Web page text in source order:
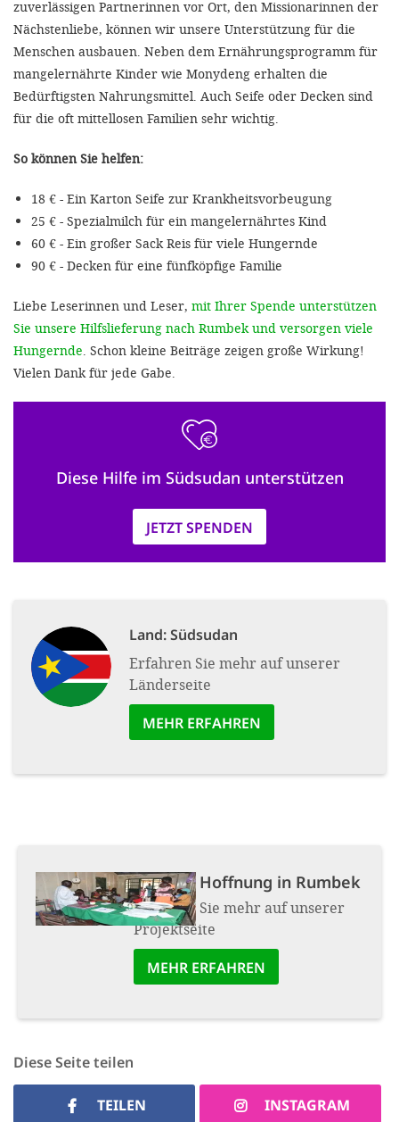
zuverlässigen Partnerinnen vor Ort, den Missionarinnen der
Nächstenliebe, können wir unsere Unterstützung für die
Menschen ausbauen. Neben dem Ernährungsprogramm für
mangelernährte Kinder wie Monydeng erhalten die
Bedürftigsten Nahrungsmittel. Auch Seife oder Decken sind
für die oft mittellosen Familien sehr wichtig.
So können Sie helfen:
18 € - Ein Karton Seife zur Krankheitsvorbeugung
25 € - Spezialmilch für ein mangelernährtes Kind
60 € - Ein großer Sack Reis für viele Hungernde
90 € - Decken für eine fünfköpfige Familie
Liebe Leserinnen und Leser, mit Ihrer Spende unterstützen
Sie unsere Hilfslieferung nach Rumbek und versorgen viele
Hungernde . Schon kleine Beiträge zeigen große Wirkung!
Vielen Dank für jede Gabe.
Diese Hilfe im Südsudan unterstützen
JETZT SPENDEN
Land:Südsudan
Erfahren Sie mehr auf unserer
Länderseite
MEHR ERFAHREN
Projekt: Hoffnung in Rumbek
Erfahren Sie mehr auf unserer
Projektseite
MEHR ERFAHREN
Diese Seite teilen
TEILEN INSTAGRAM